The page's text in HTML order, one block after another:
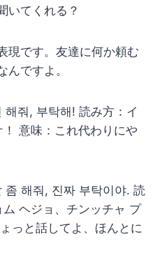
いてくれる？
現です。友達に何か頼む
んですよ。
해줘, 부탁해! 読み方：イ
意味：これ代わりにや
좀 해줘, 진짜 부탁이야. 読
ヘジョ、チンッチャ プ
っと話してよ、ほんとに